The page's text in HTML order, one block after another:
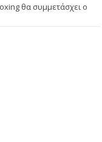
θα συμμετάσχει ο